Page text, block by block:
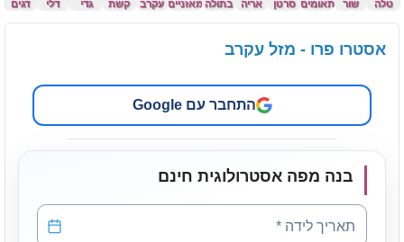
טלה שור תאומים סרטן אריה בתולה מאזניים עקרב קשת גדי דלי דגים
אסטרו פרו - מזל עקרב
התחבר עם Google
בנה מפה אסטרולוגית חינם
תאריך לידה
תאריך לידה *